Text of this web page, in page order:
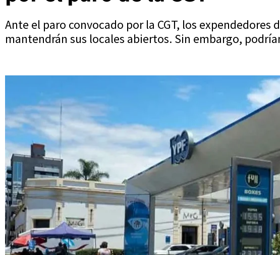
Ante el paro convocado por la CGT, los
mantendrán sus locales abiertos. Sin embargo,